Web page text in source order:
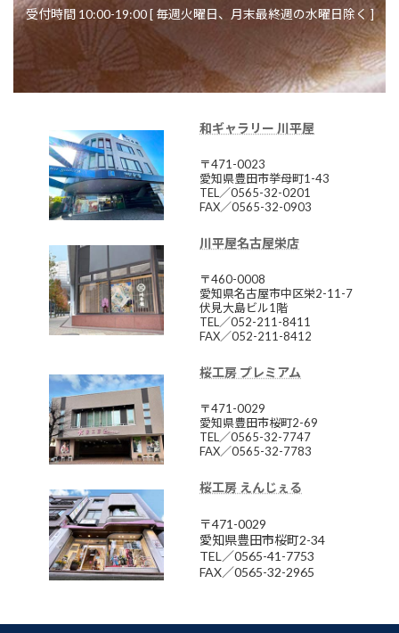
受付時間 10:00-19:00 [ 毎週火曜日、月末最終週の水曜日除く ]
和ギャラリー 川平屋
〒471-0023
愛知県豊田市挙母町1-43
TEL／0565-32-0201
FAX／0565-32-0903
川平屋名古屋栄店
〒460-0008
愛知県名古屋市中区栄2-11-7
伏見大島ビル1階
TEL／052-211-8411
FAX／052-211-8412
桜工房 プレミアム
〒471-0029
愛知県豊田市桜町2-69
TEL／0565-32-7747
FAX／0565-32-7783
桜工房 えんじぇる
〒471-0029
愛知県豊田市桜町2-34
TEL／0565-41-7753
FAX／0565-32-2965